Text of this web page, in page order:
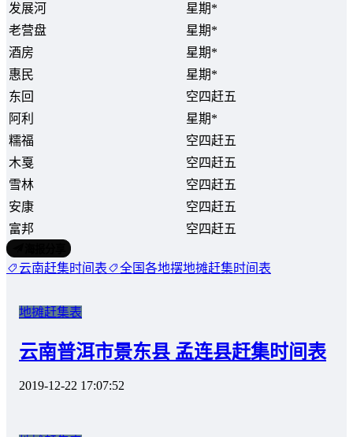
发展河
星期*
老营盘
星期*
酒房
星期*
惠民
星期*
东回
空四赶五
阿利
星期*
糯福
空四赶五
木戛
空四赶五
雪林
空四赶五
安康
空四赶五
富邦
空四赶五
云南赶集时间表 全国各地摆地摊赶集时间表
地摊赶集表
云南普洱市景东县 孟连县赶集时间表
2019-12-22 17:07:52